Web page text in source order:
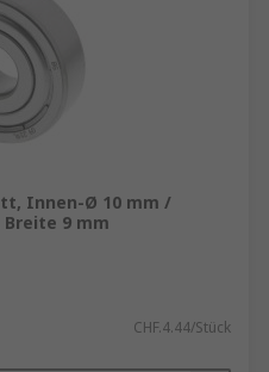
Innen-Ø 10 mm /
9 mm
CHF.4.44/Stück